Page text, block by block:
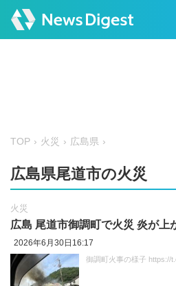
TOP 火災 広島県
広島県尾道市の火災
火災
広島 尾道市御調町で火災 炎が上
2026年6月30日16:17
御調町火事の様子 https://